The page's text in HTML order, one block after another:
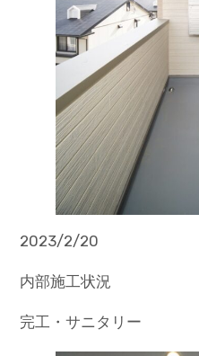
2023/2/20
内部施工状況
完工・サニタリー